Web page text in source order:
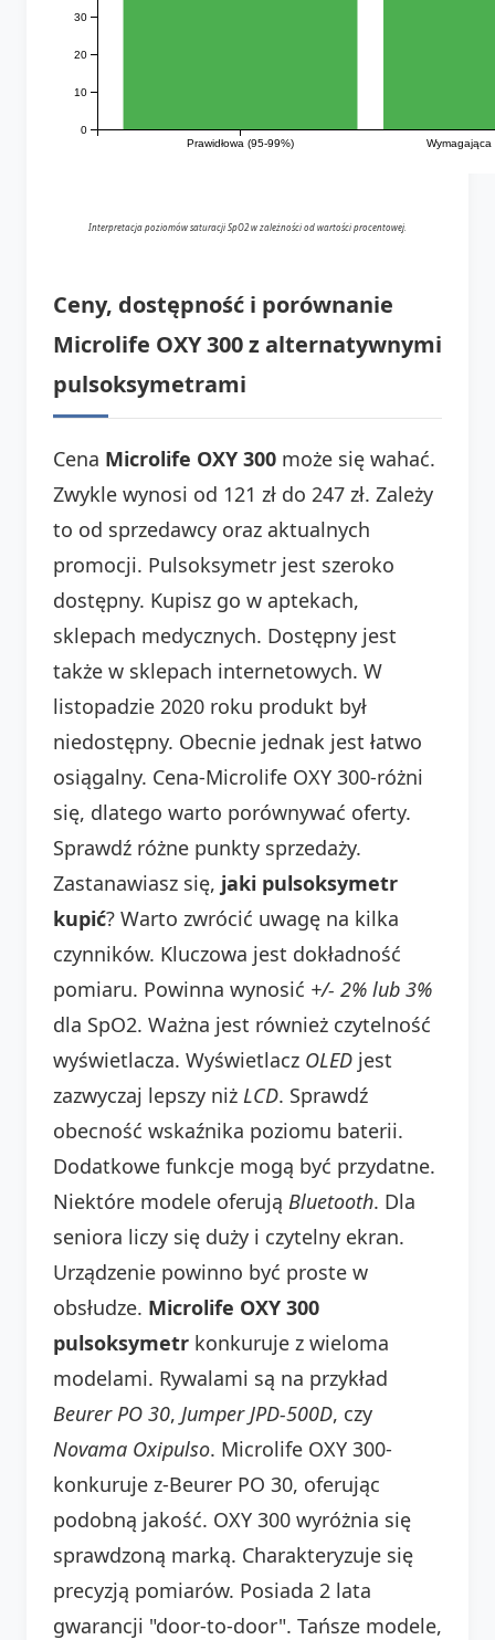
Prawidłowa (95-99%) Wymagająca
0
10
20
30
Interpretacja poziomów saturacji SpO2 w zależności od wartości procentowej.
Ceny, dostępność i porównanie
Microlife OXY 300 z alternatywnymi
pulsoksymetrami
Cena Microlife OXY 300 może się wahać.
Zwykle wynosi od 121 zł do 247 zł. Zależy
to od sprzedawcy oraz aktualnych
promocji. Pulsoksymetr jest szeroko
dostępny. Kupisz go w aptekach,
sklepach medycznych. Dostępny jest
także w sklepach internetowych. W
listopadzie 2020 roku produkt był
niedostępny. Obecnie jednak jest łatwo
osiągalny. Cena-Microlife OXY 300-różni
się, dlatego warto porównywać oferty.
Sprawdź różne punkty sprzedaży.
Zastanawiasz się, jaki pulsoksymetr
kupić? Warto zwrócić uwagę na kilka
czynników. Kluczowa jest dokładność
pomiaru. Powinna wynosić +/- 2% lub 3%
dla SpO2. Ważna jest również czytelność
wyświetlacza. Wyświetlacz OLED jest
zazwyczaj lepszy niż LCD. Sprawdź
obecność wskaźnika poziomu baterii.
Dodatkowe funkcje mogą być przydatne.
Niektóre modele oferują Bluetooth. Dla
seniora liczy się duży i czytelny ekran.
Urządzenie powinno być proste w
obsłudze. Microlife OXY 300
pulsoksymetr konkuruje z wieloma
modelami. Rywalami są na przykład
Beurer PO 30, Jumper JPD-500D, czy
Novama Oxipulso. Microlife OXY 300-
konkuruje z-Beurer PO 30, oferując
podobną jakość. OXY 300 wyróżnia się
sprawdzoną marką. Charakteryzuje się
precyzją pomiarów. Posiada 2 lata
gwarancji "door-to-door". Tańsze modele,